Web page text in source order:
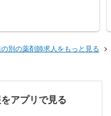
別の薬剤師求人をもっと見る
アプリで見る